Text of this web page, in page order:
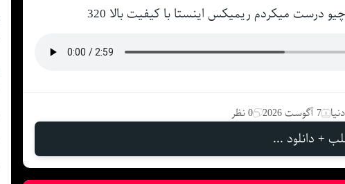
درست میکردم ریمیکس اینستا با کیفیت بالا 320
7 آگوست 2026 0 نظر
+ دانلود ...